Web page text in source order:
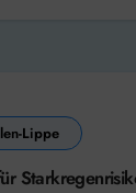
Lippe